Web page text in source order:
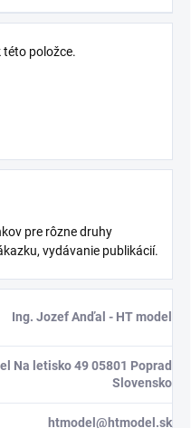
této položce.
pre rôzne druhy
vydávanie publikácií.
Ing. Jozef Anďal - HT model
Na letisko 49 05801 Poprad
Slovensko
htmodel@htmodel.sk